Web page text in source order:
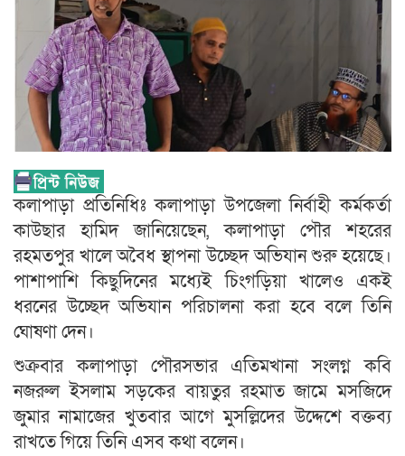
কলাপাড়া প্রতিনিধিঃ কলাপাড়া উপজেলা নির্বাহী কর্মকর্তা
কাউছার হামিদ জানিয়েছেন, কলাপাড়া পৌর শহরের
রহমতপুর খালে অবৈধ স্থাপনা উচ্ছেদ অভিযান শুরু হয়েছে।
পাশাপাশি কিছুদিনের মধ্যেই চিংগড়িয়া খালেও একই
ধরনের উচ্ছেদ অভিযান পরিচালনা করা হবে বলে তিনি
ঘোষণা দেন।
শুক্রবার কলাপাড়া পৌরসভার এতিমখানা সংলগ্ন কবি
নজরুল ইসলাম সড়কের বায়তুর রহমাত জামে মসজিদে
জুমার নামাজের খুতবার আগে মুসল্লিদের উদ্দেশে বক্তব্য
রাখতে গিয়ে তিনি এসব কথা বলেন।